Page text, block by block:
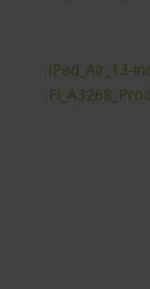
iPad_Air_13-